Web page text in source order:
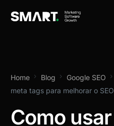
Home Blog Google SEO
meta tags para melhorar o SEO
Como usar